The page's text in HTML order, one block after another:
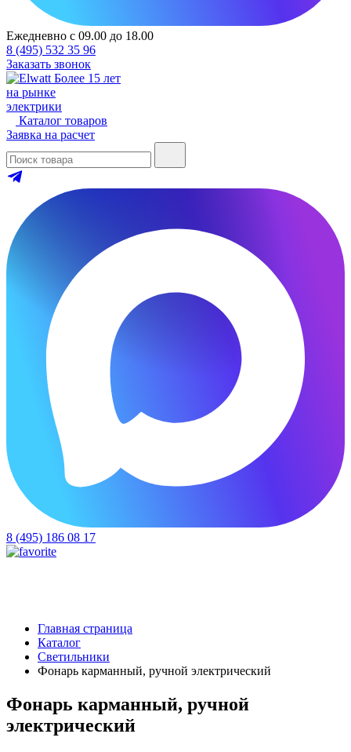
Ежедневно с 09.00 до 18.00
8 (495) 532 35 96
Заказать звонок
Более 15 лет
на рынке
электрики
Каталог товаров
Заявка на расчет
8 (495) 186 08 17
Главная страница
Каталог
Светильники
Фонарь карманный, ручной электрический
Фонарь карманный, ручной
электрический